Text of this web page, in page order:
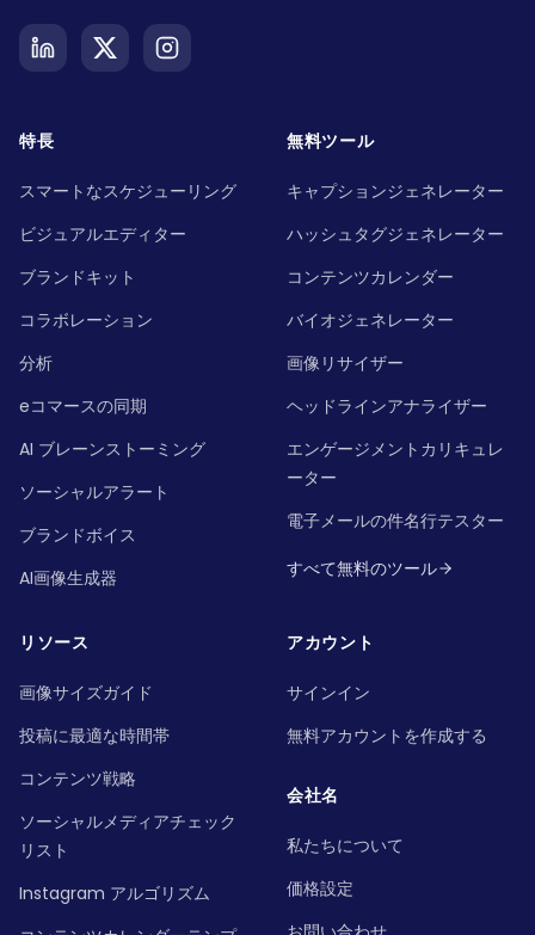
特長
スマートなスケジューリング
ビジュアルエディター
ブランドキット
コラボレーション
分析
eコマースの同期
AI ブレーンストーミング
ソーシャルアラート
ブランドボイス
AI画像生成器
無料ツール
キャプションジェネレーター
ハッシュタグジェネレーター
コンテンツカレンダー
バイオジェネレーター
画像リサイザー
ヘッドラインアナライザー
エンゲージメントカリキュレ
ーター
電子メールの件名行テスター
すべて無料のツール
リソース
画像サイズガイド
投稿に最適な時間帯
コンテンツ戦略
ソーシャルメディアチェック
リスト
Instagram アルゴリズム
アカウント
サインイン
無料アカウントを作成する
会社名
私たちについて
価格設定